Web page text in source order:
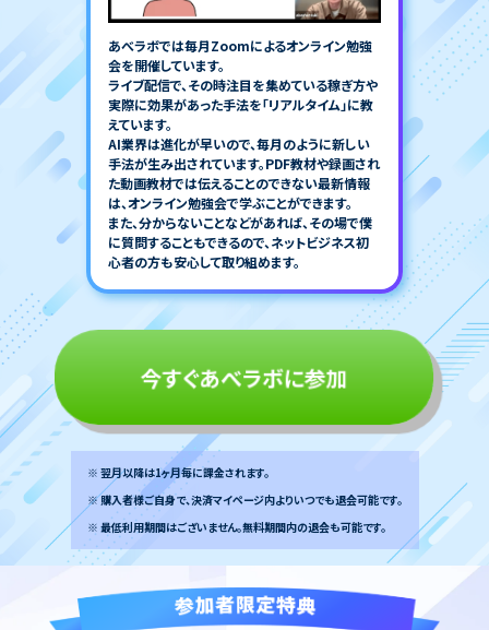
あべラボでは毎月Zoomによるオンライン勉強
会を開催しています。
ライブ配信で、その時注目を集めている稼ぎ方や
実際に効果があった手法を「リアルタイム」に教
えています。
AI業界は進化が早いので、毎月のように新しい
手法が生み出されています。PDF教材や録画され
た動画教材では伝えることのできない最新情報
は、オンライン勉強会で学ぶことができます。
また、分からないことなどがあれば、その場で僕
に質問することもできるので、ネットビジネス初
心者の方も安心して取り組めます。
今すぐあべラボに参加
※ 翌月以降は1ヶ月毎に課金されます。
※ 購入者様ご自身で、決済マイページ内よりいつでも退会可能です。
※ 最低利用期間はございません。無料期間内の退会も可能です。